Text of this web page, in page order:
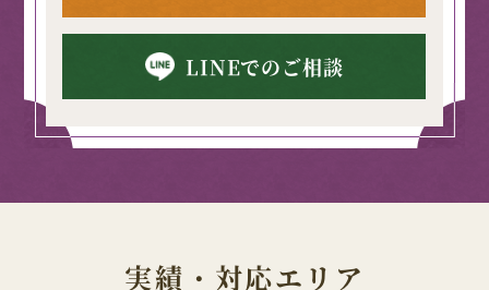
LINEでのご相談
実績・対応エリア